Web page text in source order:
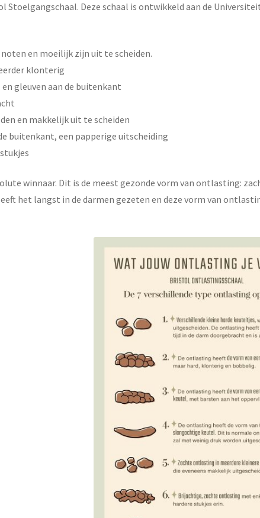
Stoelgangschaal. Deze schaal is ontwikkeld aan de
en moeilijk zijn uit te scheiden.
klonterig
gleuven aan de buitenkant
en makkelijk uit te scheiden
buitenkant, een papperige uitscheiding
winnaar. Dit is de meest gezonde vorm van ontlasting:
het langst in de darmen gezeten en deze vorm van